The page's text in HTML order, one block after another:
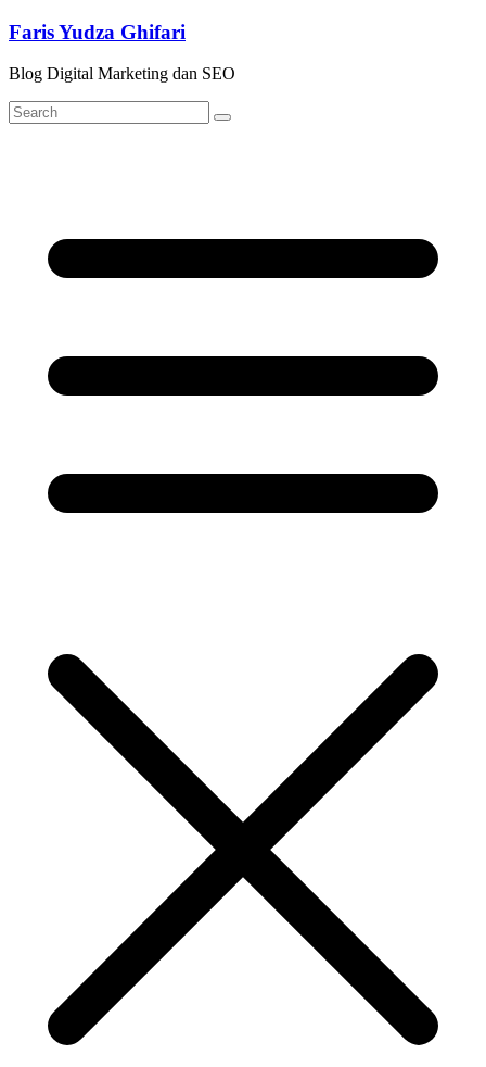
Skip
content
Faris Yudza Ghifari
Blog Digital Marketing dan SEO